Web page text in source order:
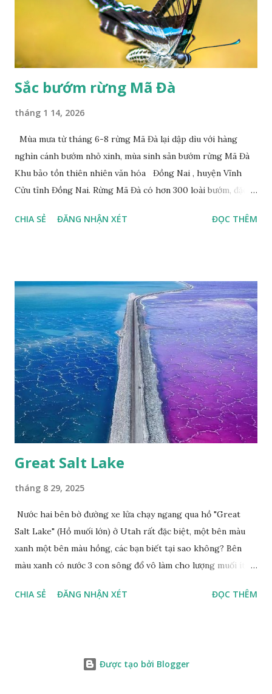
Sắc bướm rừng Mã Đà
tháng 1 14, 2026
Mùa mưa từ tháng 6-8 rừng Mã Đà lại dập dìu với hàng
nghìn cánh bướm nhỏ xinh, mùa sinh sản bướm rừng Mã Đà
Khu bảo tồn thiên nhiên văn hóa Đồng Nai , huyện Vĩnh
Cửu tỉnh Đồng Nai. Rừng Mã Đà có hơn 300 loài bướm, đặc
đuôi trắng (Lamproptera curius) đặc trưng là cái đuôi dài
Happy Việt Nam 2024 Vietnam.vn
CHIA SẺ ĐĂNG NHẬN XÉT ĐỌC THÊM
Great Salt Lake
tháng 8 29, 2025
Nước hai bên bờ đường xe lửa chạy ngang qua hồ "Great
Salt Lake" (Hồ muối lớn) ở Utah rất đặc biệt, một bên màu
xanh một bên màu hồng, các bạn biết tại sao không? Bên
màu xanh có nước 3 con sông đổ vô làm cho lượng muối ít,
biển, nhiều sinh vật thích muối sống ở đây, tạo nên màu
CHIA SẺ ĐĂNG NHẬN XÉT ĐỌC THÊM
Được tạo bởi Blogger